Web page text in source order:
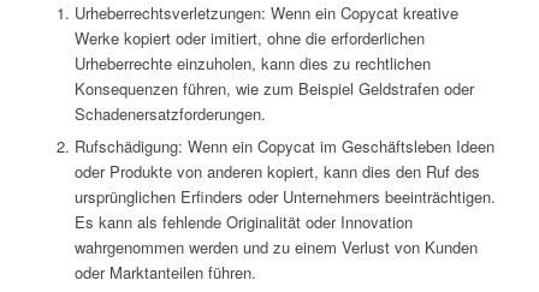
Urheberrechtsverletzungen: Wenn ein Copycat kreative
Werke kopiert oder imitiert, ohne die erforderlichen
Urheberrechte einzuholen, kann dies zu rechtlichen
Konsequenzen führen, wie zum Beispiel Geldstrafen oder
Schadenersatzforderungen.
Rufschädigung: Wenn ein Copycat im Geschäftsleben Ideen
oder Produkte von anderen kopiert, kann dies den Ruf des
ursprünglichen Erfinders oder Unternehmers beeinträchtigen.
Es kann als fehlende Originalität oder Innovation
wahrgenommen werden und zu einem Verlust von Kunden
oder Marktanteilen führen.